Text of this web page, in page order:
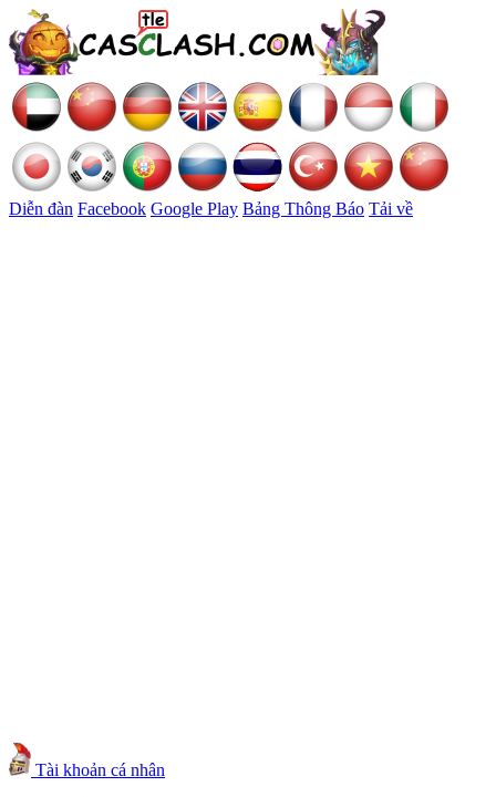
Diễn đàn Facebook Google Play Bảng Thông Báo Tải về
Tài khoản cá nhân